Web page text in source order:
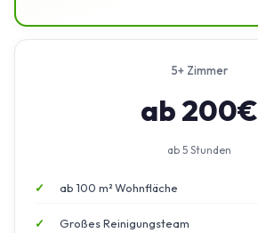
5+ Zimmer
ab 200€
ab 5 Stunden
ab 100 m² Wohnfläche
Großes Reinigungsteam